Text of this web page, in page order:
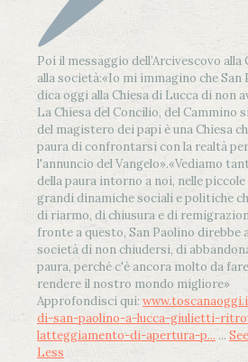
Poi il messaggio dell’Arcivescovo alla
alla società:«Io mi immagino che San
dica oggi alla Chiesa di Lucca di non
La Chiesa del Concilio, del Cammino
del magistero dei papi è una Chiesa
paura di confrontarsi con la realtà
l'annuncio del Vangelo».«Vediamo
della paura intorno a noi, nelle piccole
grandi dinamiche sociali e politiche
di riarmo, di chiusura e di
fronte a questo, San Paolino direbbe
società di non chiudersi, di
paura, perché c'è ancora molto da
rendere il nostro mondo migliore»
Approfondisci qui:
di-san-paolino-a-lucca-giulietti-
latteggiamento-di-apertura-p... ...
Less